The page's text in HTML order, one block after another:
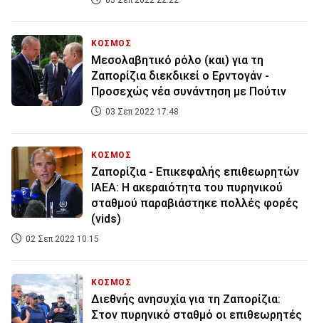
ΚΟΣΜΟΣ
Μεσολαβητικό ρόλο (και) για τη
Ζαπορίζια διεκδικεί ο Ερντογάν -
Προσεχώς νέα συνάντηση με Πούτιν
03 Σεπ 2022 17:48
ΚΟΣΜΟΣ
Ζαπορίζια - Επικεφαλής επιθεωρητών
ΙΑΕΑ: Η ακεραιότητα του πυρηνικού
σταθμού παραβιάστηκε πολλές φορές
(vids)
02 Σεπ 2022 10:15
ΚΟΣΜΟΣ
Διεθνής ανησυχία για τη Ζαπορίζια:
Στον πυρηνικό σταθμό οι επιθεωρητές